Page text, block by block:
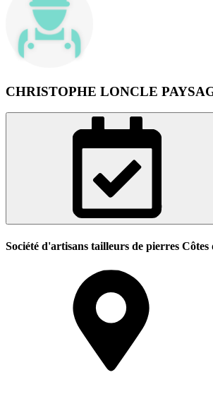
CHRISTOPHE LONCLE
Société d'artisans tailleurs de pierres